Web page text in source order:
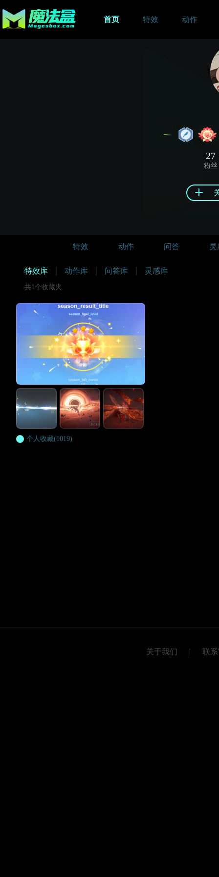
首页 特效 动作
27
粉丝
特效 动作 问答 灵
特效库 动作库 问答库 灵感库
共1个收藏夹
个人收藏(1019)
关于我们 | 联